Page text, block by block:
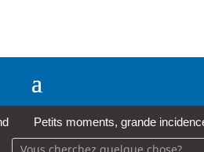
Petits moments, grande incidence : un